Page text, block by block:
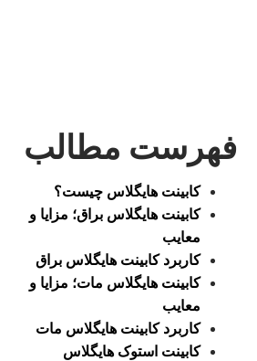
فهرست مطالب
کابینت هایگلاس چیست؟
کابینت هایگلاس براق؛ مزایا و
معایب
کاربرد کابینت هایگلاس براق
کابینت هایگلاس مات؛ مزایا و
معایب
کاربرد کابینت هایگلاس مات
کابینت استوک هایگلاس